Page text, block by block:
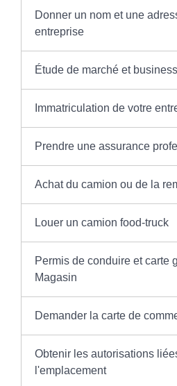
Donner un nom et une
entreprise
Étude de marché et
Immatriculation de votre
Prendre une assurance
Achat du camion ou de la
Louer un camion food-truck
Permis de conduire et carte
Magasin
Demander la carte de
Obtenir les autorisations
l'emplacement